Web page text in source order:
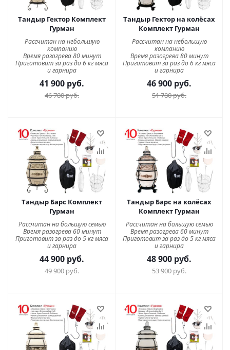
Тандыр Гектор Комплект
Гурман
Рассчитан на небольшую
компанию
Время разогрева 80 минут
Приготовит за раз до 6 кг мяса
и гарнира
41 900 руб.
46 780руб.
Тандыр Гектор на колёсах
Комплект Гурман
Рассчитан на небольшую
компанию
Время разогрева 80 минут
Приготовит за раз до 6 кг мяса
и гарнира
46 900 руб.
51 780руб.
Тандыр Барс Комплект
Гурман
Рассчитан на большую семью
Время разогрева 60 минут
Приготовит за раз до 5 кг мяса
и гарнира
44 900 руб.
49 900руб.
Тандыр Барс на колёсах
Комплект Гурман
Рассчитан на большую семью
Время разогрева 60 минут
Приготовит за раз до 5 кг мяса
и гарнира
48 900 руб.
53 900руб.